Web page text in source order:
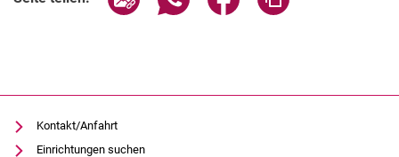
Kontakt/Anfahrt
Einrichtungen suchen